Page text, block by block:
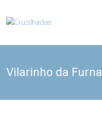
content
Cruzilhadas
Vilarinho da Furna